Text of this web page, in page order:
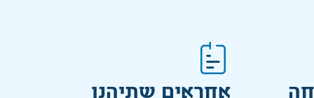
אחראים שתיהנו